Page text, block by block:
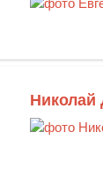
Николай